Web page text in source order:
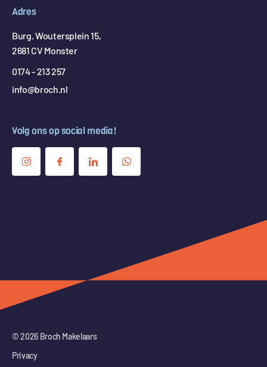
Adres
Burg. Woutersplein 15,
2681 CV Monster
0174 - 213 257
info@broch.nl
Volg ons op social media!
© 2026 Broch Makelaars
Privacy